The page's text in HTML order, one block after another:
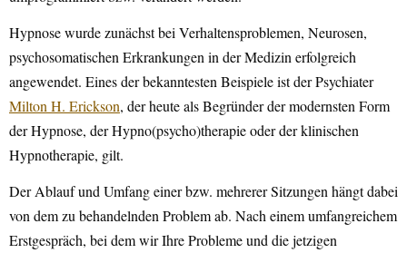
Hypnose wurde zunächst bei Verhaltensproblemen, Neurosen,
psychosomatischen Erkrankungen in der Medizin erfolgreich
angewendet. Eines der bekanntesten Beispiele ist der Psychiater
Milton H. Erickson, der heute als Begründer der modernsten Form
der Hypnose, der Hypno(psycho)therapie oder der klinischen
Hypnotherapie, gilt.
Der Ablauf und Umfang einer bzw. mehrerer Sitzungen hängt dabei
von dem zu behandelnden Problem ab. Nach einem umfangreichem
Erstgespräch, bei dem wir Ihre Probleme und die jetzigen